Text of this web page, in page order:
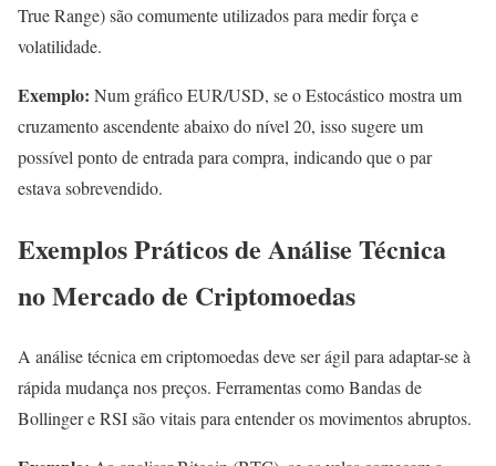
True Range) são comumente utilizados para medir força e
volatilidade.
Exemplo: Num gráfico EUR/USD, se o Estocástico mostra um
cruzamento ascendente abaixo do nível 20, isso sugere um
possível ponto de entrada para compra, indicando que o par
estava sobrevendido.
Exemplos Práticos de Análise Técnica
no Mercado de Criptomoedas
A análise técnica em criptomoedas deve ser ágil para adaptar-se à
rápida mudança nos preços. Ferramentas como Bandas de
Bollinger e RSI são vitais para entender os movimentos abruptos.